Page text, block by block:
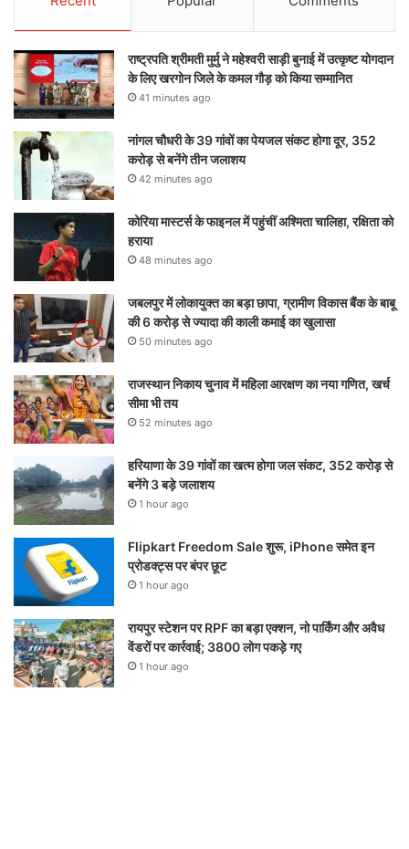
राष्ट्रपति श्रीमती मुर्मु ने महेश्वरी साड़ी बुनाई में उत्कृष्ट योगदान
के लिए खरगोन जिले के कमल गौड़ को किया सम्मानित
41 minutes ago
नांगल चौधरी के 39 गांवों का पेयजल संकट होगा दूर, 352
करोड़ से बनेंगे तीन जलाशय
42 minutes ago
कोरिया मास्टर्स के फाइनल में पहुंचीं अश्मिता चालिहा, रक्षिता को
हराया
48 minutes ago
जबलपुर में लोकायुक्त का बड़ा छापा, ग्रामीण विकास बैंक के बाबू
की 6 करोड़ से ज्यादा की काली कमाई का खुलासा
50 minutes ago
राजस्थान निकाय चुनाव में महिला आरक्षण का नया गणित, खर्च
सीमा भी तय
52 minutes ago
हरियाणा के 39 गांवों का खत्म होगा जल संकट, 352 करोड़ से
बनेंगे 3 बड़े जलाशय
1 hour ago
Flipkart Freedom Sale शुरू, iPhone समेत इन
प्रोडक्ट्स पर बंपर छूट
1 hour ago
रायपुर स्टेशन पर RPF का बड़ा एक्शन, नो पार्किंग और अवैध
वेंडरों पर कार्रवाई; 3800 लोग पकड़े गए
1 hour ago